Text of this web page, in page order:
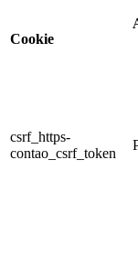
Cookie
csrf_https-
contao_csrf_token